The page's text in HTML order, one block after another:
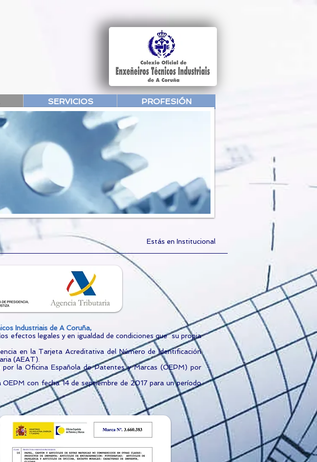
SERVICIOS PROFESIÓN
Estás en Institucional
Industriais de A Coruña,
efectos legales y en igualdad de condiciones que su propia
en la Tarjeta Acreditativa del Número de Identificación
(AEAT).
la Oficina Española de Patentes y Marcas (OEPM) por
con fecha 14 de septiembre de 2017 para un período